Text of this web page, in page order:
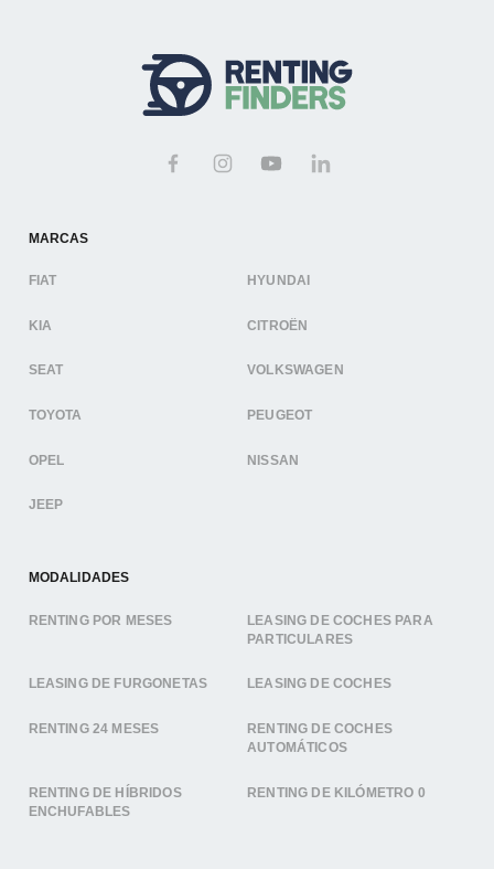
MARCAS
FIAT HYUNDAI
KIA CITROËN
SEAT VOLKSWAGEN
TOYOTA PEUGEOT
OPEL NISSAN
JEEP
MODALIDADES
RENTING POR MESES
LEASING DE COCHES PARA
PARTICULARES
LEASING DE FURGONETAS LEASING DE COCHES
RENTING 24 MESES
RENTING DE COCHES
AUTOMÁTICOS
RENTING DE HÍBRIDOS
ENCHUFABLES
RENTING DE KILÓMETRO 0